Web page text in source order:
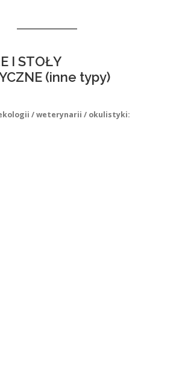
I STOŁY
(inne typy)
/ weterynarii / okulistyki: